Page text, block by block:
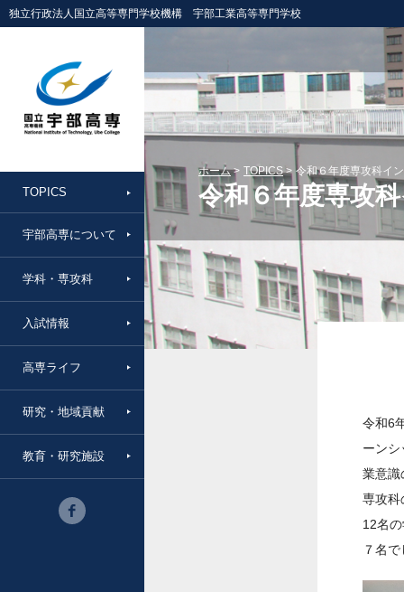
独立行政法人国立高等専門学校機構 宇部工業高等専門学校
TOPICS
宇部高専について
学科・専攻科
入試情報
高専ライフ
研究・地域貢献
教育・研究施設
ホーム TOPICS 令和６年度専攻科イ
令和６年度専攻
令和6
ーン
業意識
専攻科
12名
７名